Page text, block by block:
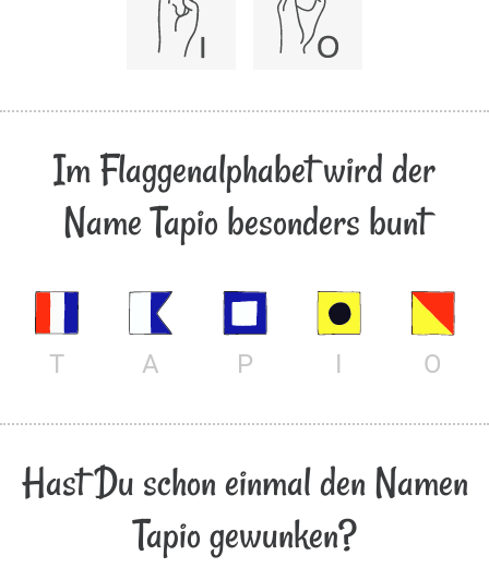
Im Flaggenalphabet wird der
Name Tapio besonders bunt
T A P I O
Hast Du schon einmal den Namen
Tapio gewunken?